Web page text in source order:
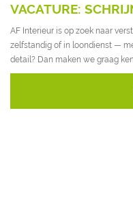
VACATURE:
AF Interieur is op zoek naar
zelfstandig of in loondienst —
detail? Dan maken we graag